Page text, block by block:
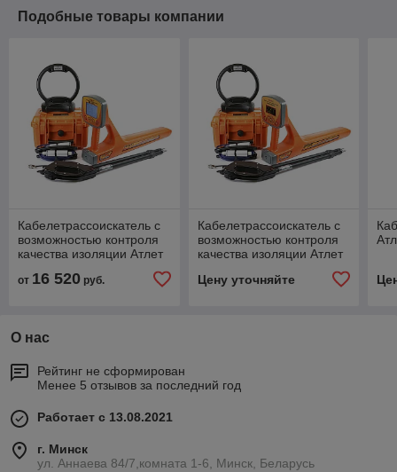
Подобные товары компании
Кабелетрассоискатель с
возможностью контроля
качества изоляции Атлет
от 16 520 руб.
Кабелетрассоискатель с
возможностью контроля
качества изоляции Атлет
(морозоустойчивый)
Цену уточняйте
О нас
Рейтинг не сформирован
Менее 5 отзывов за последний год
Работает с 13.08.2021
г. Минск
ул. Аннаева 84/7,комната 1-6, Минск, Беларусь